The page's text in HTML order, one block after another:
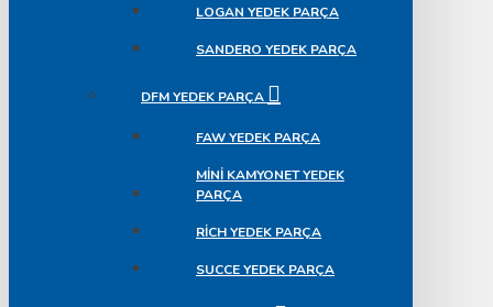
LOGAN YEDEK PARÇA
SANDERO YEDEK PARÇA
DFM YEDEK PARÇA
FAW YEDEK PARÇA
MINI KAMYONET YEDEK
PARÇA
RICH YEDEK PARÇA
SUCCE YEDEK PARÇA